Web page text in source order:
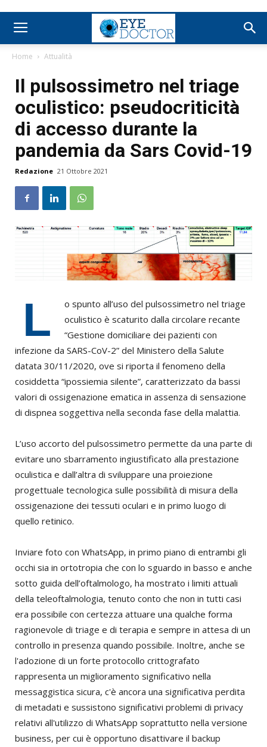
Home Attualità
Il pulsossimetro nel triage
oculistico: pseudocriticità
di accesso durante la
pandemia da Sars Covid-19
Redazione 21 Ottobre 2021
L
o spunto all’uso del pulsossimetro nel triage
oculistico è scaturito dalla circolare recante
“Gestione domiciliare dei pazienti con
infezione da SARS-CoV-2” del Ministero della Salute
datata 30/11/2020, ove si riporta il fenomeno della
cosiddetta “ipossiemia silente”, caratterizzato da bassi
valori di ossigenazione ematica in assenza di sensazione
di dispnea soggettiva nella seconda fase della malattia.
L’uso accorto del pulsossimetro permette da una parte di
evitare uno sbarramento ingiustificato alla prestazione
oculistica e dall’altra di sviluppare una proiezione
progettuale tecnologica sulle possibilità di misura della
ossigenazione dei tessuti oculari e in primo luogo di
quello retinico.
Inviare foto con WhatsApp, in primo piano di entrambi gli
occhi sia in ortotropia che con lo sguardo in basso e anche
sotto guida dell’oftalmologo, ha mostrato i limiti attuali
della teleoftalmologia, tenuto conto che non in tutti casi
era possibile con certezza attuare una qualche forma
ragionevole di triage e di terapia e sempre in attesa di un
controllo in presenza quando possibile. Inoltre, anche se
l'adozione di un forte protocollo crittografato
rappresenta un miglioramento significativo nella
messaggistica sicura, c'è ancora una significativa perdita
di metadati e sussistono significativi problemi di privacy
relativi all'utilizzo di WhatsApp soprattutto nella versione
business, per cui è opportuno disattivare il backup